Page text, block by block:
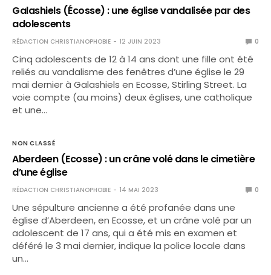
Galashiels (Écosse) : une église vandalisée par des
adolescents
RÉDACTION CHRISTIANOPHOBIE 12 JUIN 2023 0
Cinq adolescents de 12 à 14 ans dont une fille ont été
reliés au vandalisme des fenêtres d’une église le 29
mai dernier à Galashiels en Ecosse, Stirling Street. La
voie compte (au moins) deux églises, une catholique
et une…
NON CLASSÉ
Aberdeen (Ecosse) : un crâne volé dans le cimetière
d’une église
RÉDACTION CHRISTIANOPHOBIE 14 MAI 2023 0
Une sépulture ancienne a été profanée dans une
église d’Aberdeen, en Ecosse, et un crâne volé par un
adolescent de 17 ans, qui a été mis en examen et
déféré le 3 mai dernier, indique la police locale dans
un…